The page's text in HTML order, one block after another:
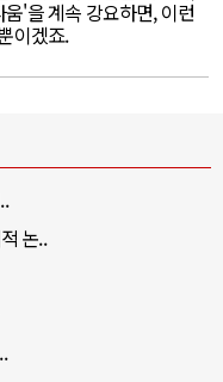
'을 계속 강요하면, 이런
이겠죠.
논..